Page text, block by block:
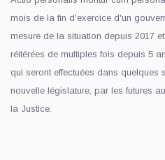
mois de la fin d'exercice d'un
mesure de la situation depuis 2017
réitérées de multiples fois depuis 5
qui seront effectuées dans quelques
nouvelle législature, par les futures
la Justice.